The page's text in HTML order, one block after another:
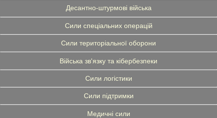
Десантно-штурмові війська
Сили спеціальних операцій
Сили територіальної оборони
Війська зв'язку та кібербезпеки
Сили логістики
Сили підтримки
Медичні сили